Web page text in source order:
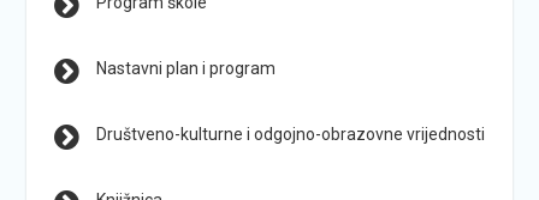
Nastavni plan i program
Društveno-kulturne i odgojno-obrazovne vrijednosti